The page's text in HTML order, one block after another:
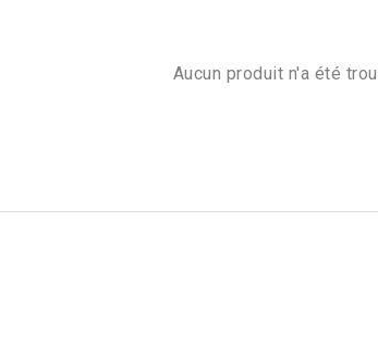
Aucun produit n'a été